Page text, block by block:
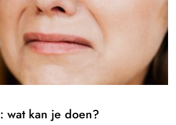
wat kan je doen?